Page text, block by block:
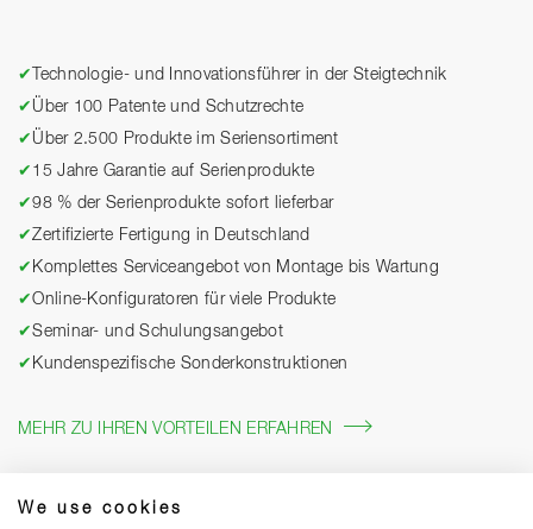
We use cookies
✔
Technologie- und Innovationsführer in der Steigtechnik
✔ Über 100 Patente und Schutzrechte
✔ Über 2.500 Produkte im Seriensortiment
✔ 15 Jahre Garantie auf Serienprodukte
✔98 % der Serienprodukte sofort lieferbar
✔Zertifizierte Fertigung in Deutschland
✔ Komplettes Serviceangebot von Montage bis Wartung
✔Online-Konfiguratoren für viele Produkte
✔Seminar- und Schulungsangebot
✔ Kundenspezifische Sonderkonstruktionen
MEHR ZU IHREN VORTEILEN ERFAHREN